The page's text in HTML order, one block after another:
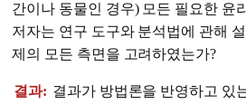
간이나 동물인 경우) 모든 필요한 윤
저자는 연구 도구와 분석법에 관해
제의 모든 측면을 고려하였는가?
결과: 결과가 방법론을 반영하고 있